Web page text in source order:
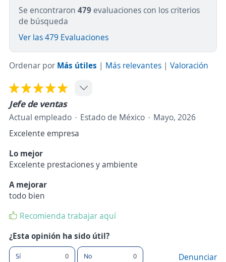
Se encontraron 479 evaluaciones con los criterios
de búsqueda
Ver las 479 Evaluaciones
Ordenar por Más útiles | Más relevantes | Valoración
Jefe de ventas
Actual empleado Estado de México
Mayo, 2026
Excelente empresa
Lo mejor
Excelente prestaciones y ambiente
A mejorar
todo bien
Recomienda trabajar aquí
¿Esta opinión ha sido útil?
Sí 0 No 0 Denunciar